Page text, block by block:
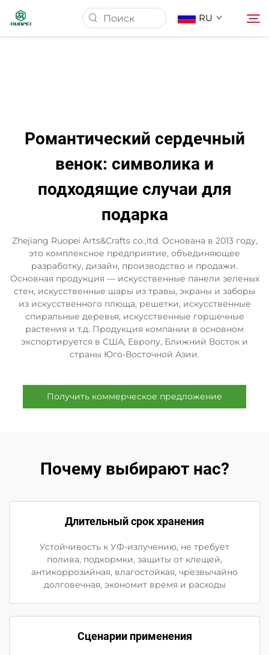
RU
Новости
Контакт
Романтический сердечный
венок: символика и
подходящие случаи для
подарка
Zhejiang Ruopei Arts&Crafts co.,ltd. Основана в 2013 году,
это комплексное предприятие, объединяющее
разработку, дизайн, производство и продажи.
Основная продукция — искусственные панели зеленых
стен, искусственные шары из травы, экраны и заборы
из искусственного плюща, решетки, искусственные
спиральные деревья, искусственные горшечные
растения и т.д. Продукция компании в основном
экспортируется в США, Европу, Ближний Восток и
страны Юго-Восточной Азии.
Получить коммерческое предложение
Почему выбирают нас?
Длительный срок хранения
Устойчивость к УФ-излучению, не требует
полива, подкормки, защиты от клещей,
антикоррозийная, влагостойкая, чрезвычайно
долговечная, экономит время и расходы
Сценарии применения